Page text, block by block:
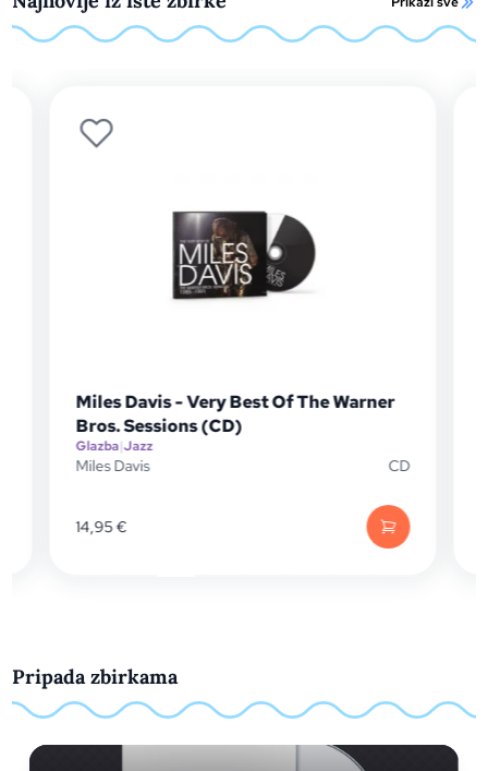
Miles Davis - Very Best Of The Warner
Bros. Sessions (CD)
Glazba|Jazz
Miles Davis CD
14,95€
Pripada zbirkama